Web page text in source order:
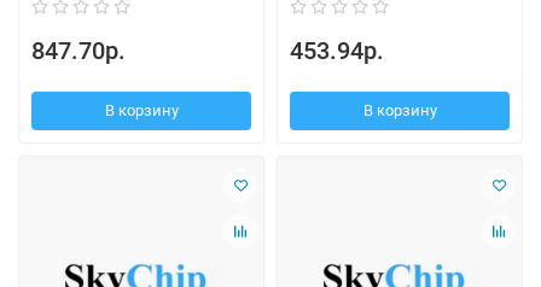
847.70р.
В корзину
453.94р.
В корзину